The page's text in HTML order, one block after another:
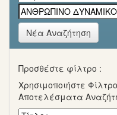
Νέα Αναζήτηση
Προσθέστε φίλτρο :
Χρησιμοποιήστε
Αποτελέσματα